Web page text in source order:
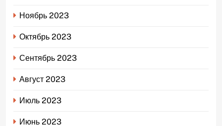
Ноябрь 2023
Октябрь 2023
Сентябрь 2023
Август 2023
Июль 2023
Июнь 2023